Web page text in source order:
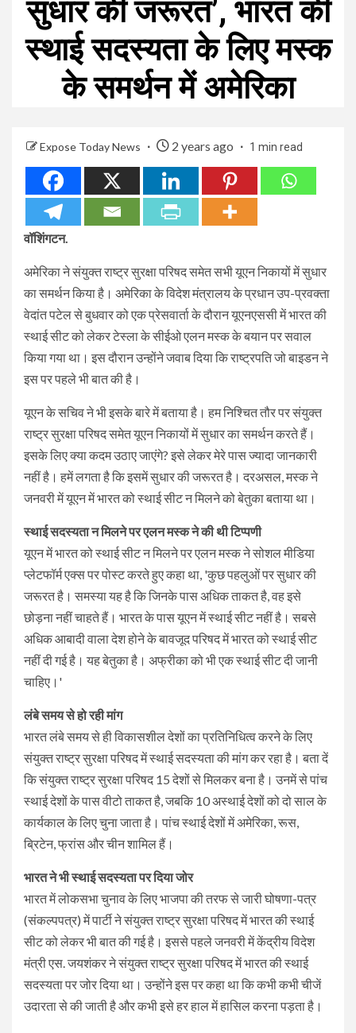
सुधार की जरूरत’, भारत की
स्थाई सदस्यता के लिए मस्क
के समर्थन में अमेरिका
Expose Today News 2 years ago 1 min read
वॉशिंगटन.
अमेरिका ने संयुक्त राष्ट्र सुरक्षा परिषद समेत सभी यूएन निकायों में सुधार
का समर्थन किया है। अमेरिका के विदेश मंत्रालय के प्रधान उप-प्रवक्ता
वेदांत पटेल से बुधवार को एक प्रेसवार्ता के दौरान यूएनएससी में भारत की
स्थाई सीट को लेकर टेस्ला के सीईओ एलन मस्क के बयान पर सवाल
किया गया था। इस दौरान उन्होंने जवाब दिया कि राष्ट्रपति जो बाइडन ने
इस पर पहले भी बात की है।
यूएन के सचिव ने भी इसके बारे में बताया है। हम निश्चित तौर पर संयुक्त
राष्ट्र सुरक्षा परिषद समेत यूएन निकायों में सुधार का समर्थन करते हैं।
इसके लिए क्या कदम उठाए जाएंगे? इसे लेकर मेरे पास ज्यादा जानकारी
नहीं है। हमें लगता है कि इसमें सुधार की जरूरत है। दरअसल, मस्क ने
जनवरी में यूएन में भारत को स्थाई सीट न मिलने को बेतुका बताया था।
स्थाई सदस्यता न मिलने पर एलन मस्क ने की थी टिप्पणी
यूएन में भारत को स्थाई सीट न मिलने पर एलन मस्क ने सोशल मीडिया
प्लेटफॉर्म एक्स पर पोस्ट करते हुए कहा था, 'कुछ पहलुओं पर सुधार की
जरूरत है। समस्या यह है कि जिनके पास अधिक ताकत है, वह इसे
छोड़ना नहीं चाहते हैं। भारत के पास यूएन में स्थाई सीट नहीं है। सबसे
अधिक आबादी वाला देश होने के बावजूद परिषद में भारत को स्थाई सीट
नहीं दी गई है। यह बेतुका है। अफ्रीका को भी एक स्थाई सीट दी जानी
चाहिए।'
लंबे समय से हो रही मांग
भारत लंबे समय से ही विकासशील देशों का प्रतिनिधित्व करने के लिए
संयुक्त राष्ट्र सुरक्षा परिषद में स्थाई सदस्यता की मांग कर रहा है। बता दें
कि संयुक्त राष्ट्र सुरक्षा परिषद 15 देशों से मिलकर बना है। उनमें से पांच
स्थाई देशों के पास वीटो ताकत है, जबकि 10 अस्थाई देशों को दो साल के
कार्यकाल के लिए चुना जाता है। पांच स्थाई देशों में अमेरिका, रूस,
ब्रिटेन, फ्रांस और चीन शामिल हैं।
भारत ने भी स्थाई सदस्यता पर दिया जोर
भारत में लोकसभा चुनाव के लिए भाजपा की तरफ से जारी घोषणा-पत्र
(संकल्पपत्र) में पार्टी ने संयुक्त राष्ट्र सुरक्षा परिषद में भारत की स्थाई
सीट को लेकर भी बात की गई है। इससे पहले जनवरी में केंद्रीय विदेश
मंत्री एस. जयशंकर ने संयुक्त राष्ट्र सुरक्षा परिषद में भारत की स्थाई
सदस्यता पर जोर दिया था। उन्होंने इस पर कहा था कि कभी कभी चीजें
उदारता से की जाती है और कभी इसे हर हाल में हासिल करना पड़ता है।